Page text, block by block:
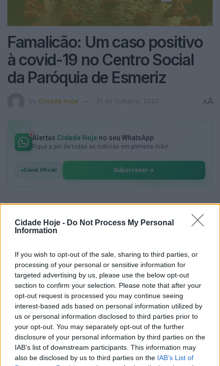
Cidade Hoje - Do Not Process My Personal
Information
If you wish to opt-out of the sale, sharing to third parties, or
processing of your personal or sensitive information for
targeted advertising by us, please use the below opt-out
section to confirm your selection. Please note that after your
opt-out request is processed you may continue seeing
interest-based ads based on personal information utilized by
us or personal information disclosed to third parties prior to
your opt-out. You may separately opt-out of the further
disclosure of your personal information by third parties on the
IAB’s list of downstream participants. This information may
also be disclosed by us to third parties on the IAB’s List of
Famalicão: Um caso positivo
à covid-19 no Centro Social
da Paróquia de Esmeriz
by Cidade Hoje 21 de Outubro, 2020 AA
Alertas Cidade Hoje no seu WhatsApp
Fique a par de todas as notícias em primeira mão!
Canal Oficial Subscrever
A direção do Centro Social da Paróquia de Esmeriz,
em nota publicada no Facebook, confirma a existência
de um caso positivo à COVID-19 na sala do pré
escolar.
A instituição garante que todos os encarregados de
educação foram atempadamente informados da
situação, tendo sido solicitada a auto vigilância dos